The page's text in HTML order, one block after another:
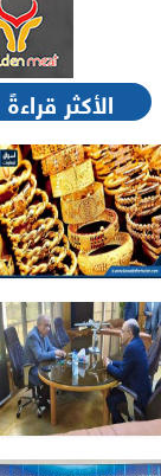
الأكثر قراءةً